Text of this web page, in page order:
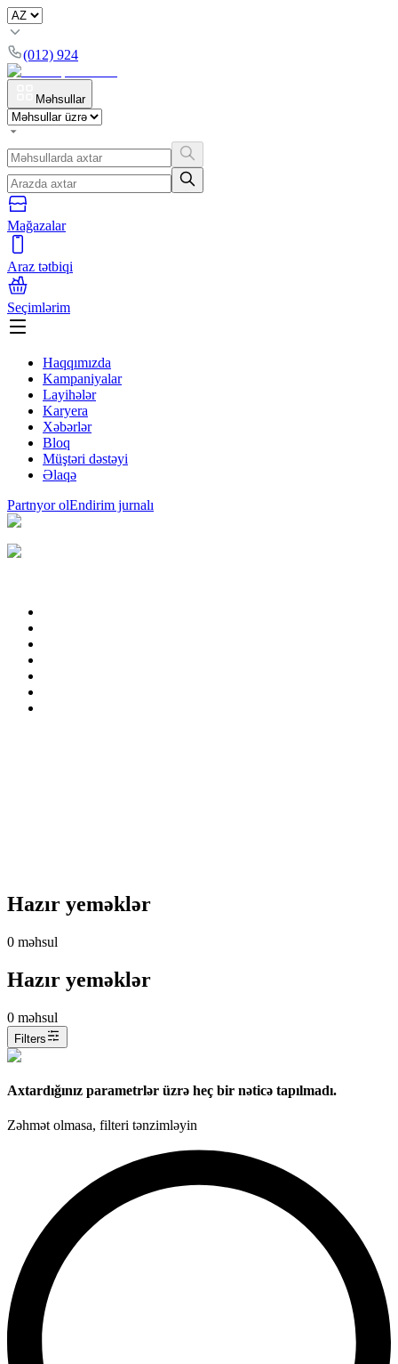
(012) 924
Məhsullar
Mağazalar
Araz tətbiqi
Seçimlərim
Haqqımızda
Kampaniyalar
Layihələr
Karyera
Xəbərlər
Bloq
Müştəri dəstəyi
Əlaqə
Partnyor olEndirim jurnalı
Hazır yeməklər
0 məhsul
Hazır yeməklər
0 məhsul
Filters
Axtardığınız parametrlər üzrə heç bir nəticə tapılmadı.
Zəhmət olmasa, filteri tənzimləyin